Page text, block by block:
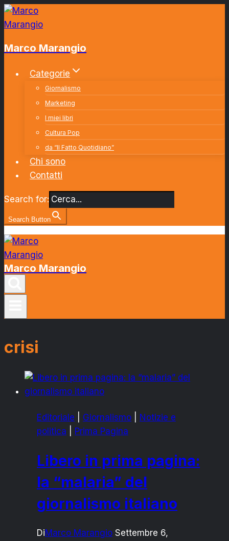
Salta
al
Marco Marangio
Categorie
Giornalismo
Marketing
I miei libri
Cultura Pop
da “Il Fatto Quotidiano”
Chi sono
Contatti
Search for:
Search Button
Marco Marangio
crisi
Editoriale Giornalismo
Notizie e
politica
Prima Pagina
Libero in prima pagina:
la “malaria” del
giornalismo italiano
DiMarco Marangio Settembre 6,